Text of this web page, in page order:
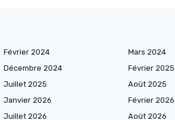
Février 2024 Mars 2024
Décembre 2024 Février 2025
Juillet 2025 Août 2025
Janvier 2026 Février 2026
Juillet 2026 Août 2026